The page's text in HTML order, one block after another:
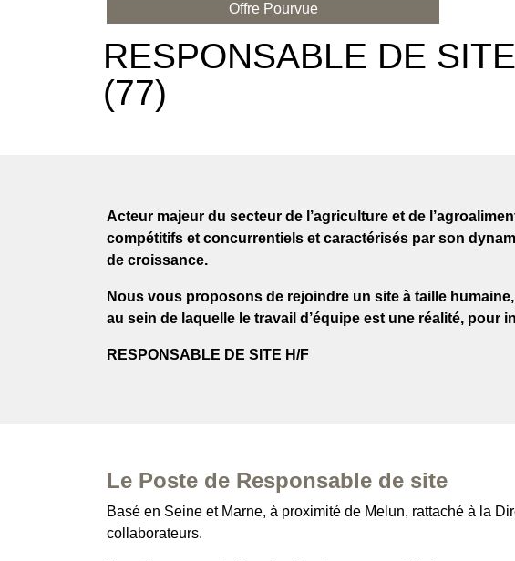
Offre Pourvue
RESPONSABLE DE
(77)
Acteur majeur du secteur de l’agriculture et de
compétitifs et concurrentiels et caractérisés par son
de croissance.
Nous vous proposons de rejoindre un site à taille
au sein de laquelle le travail d’équipe est une réalité, pour
RESPONSABLE DE SITE H/F
Le Poste de Responsable de site
Basé en Seine et Marne, à proximité de Melun, rattaché à la
collaborateurs.